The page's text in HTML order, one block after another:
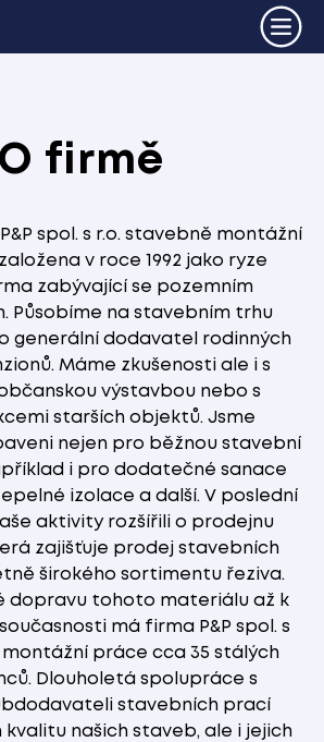
O firmě
spol. s r.o. stavebně montážní
v roce 1992 jako ryze
zabývající se pozemním
Působíme na stavebním trhu
generální dodavatel rodinných
Máme zkušenosti ale i s
výstavbou nebo s
starších objektů. Jsme
nejen pro běžnou stavební
i pro dodatečné sanace
izolace a další. V poslední
aktivity rozšířili o prodejnu
zajišťuje prodej stavebních
širokého sortimentu řeziva.
dopravu tohoto materiálu až k
má firma P&P spol. s
montážní práce cca 35 stálých
Dlouholetá spolupráce s
stavebních prací
kvalitu našich staveb, ale i jejich